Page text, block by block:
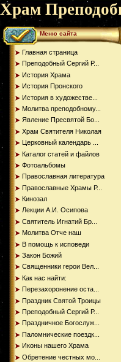
Храм
Меню сайта
Главная страница
Преподобный Сергий Р...
История Храма
История Пронского
История в художестве...
Молитва преподобному...
Явление Пресвятой Бо...
Храм Святителя Николая
Церковный календарь ...
Каталог статей и файлов
Фотоальбомы
Православная литература
Православные Храмы Р...
Кинозал
Лекции А.И. Осипова
Святитель Игнатий Бр...
Молитва Отче наш
В помощь к исповеди
Закон Божий
Священники герои Вел...
Как нас найти:
Перезахоронение оста...
Праздник Святой Троицы
Преподобный Сергий Р...
Праздничное Богослуж...
Паломнические поездк...
Иконы нашего Храма
Обретение честных мо...